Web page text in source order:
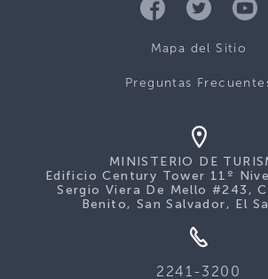
Mapa del Sitio
Preguntas
MINISTERIO DE
Edificio Century Tower 11º
Sergio Viera De Mello #243,
Benito, San Salvador, El
2241-3200